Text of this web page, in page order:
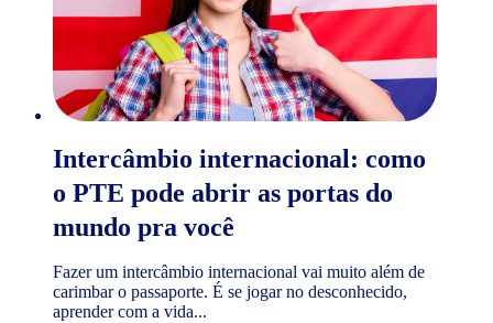
Intercâmbio internacional: como
o PTE pode abrir as portas do
mundo pra você
Fazer um intercâmbio internacional vai muito além de
carimbar o passaporte. É se jogar no desconhecido,
aprender com a vida...